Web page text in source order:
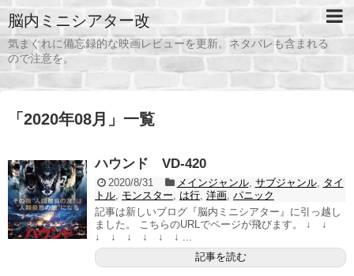
脳内ミニシアター改
気まぐれに備忘録的な映画レビューを更新。ネタバレも含まれる
ので注意を。
「 2020年08月 」 一覧
ハウンド VD-420
2020/8/31 メインジャンル, サブジャンル, タイ
トル モンスター は行 洋画 パニック
記事は新しいブログ『脳内ミニシアター』に引っ越し
ました。 こちらのURLでページが飛びます。 ↓ ↓
↓ ↓ ↓ ↓ ↓ ↓ ...
記事を読む